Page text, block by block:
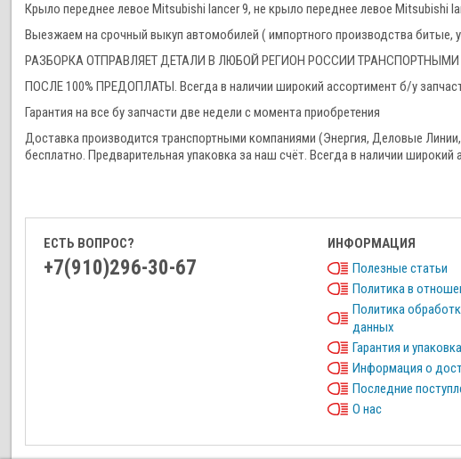
Крыло переднее левое Mitsubishi lancer 9, не крыло переднее левое Mitsubishi
Выезжаем на срочный выкуп автомобилей ( импортного производства битые,
РАЗБОРКА ОТПРАВЛЯЕТ ДЕТАЛИ В ЛЮБОЙ РЕГИОН РОССИИ
ПОСЛЕ 100% ПРЕДОПЛАТЫ. Всегда в наличии широкий ассортимент б/у
Гарантия на все бу запчасти две недели с момента приобретения
Доставка производится транспортными компаниями (Энергия, Деловые
бесплатно. Предварительная упаковка за наш счёт. Всегда в наличии широкий
ЕСТЬ ВОПРОС?
+7(910)296-30-67
ИНФОРМАЦИЯ
Полезные статьи
Политика в
Политика
данных
Гарантия и упаковка
Информация о
Последние
О нас